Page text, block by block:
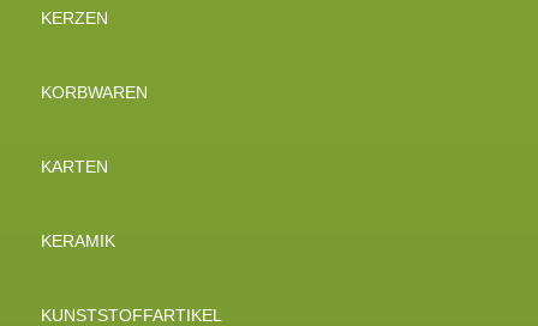
KERZEN
KORBWAREN
KARTEN
KERAMIK
KUNSTSTOFFARTIKEL